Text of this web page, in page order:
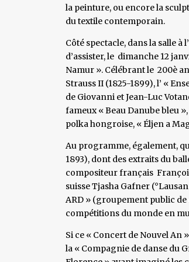
la peinture, ou encore la
du textile contemporain.
Côté spectacle, dans la salle
d’assister, le dimanche 12
Namur ». Célébrant le 200è
Strauss II (1825-1899), l’ «
de Giovanni et Jean-Luc
fameux « Beau Danube bleu
polka hongroise, « Éljen a
Au programme, également,
1893), dont des extraits du
compositeur français
suisse Tjasha Gafner
ARD » (groupement public
compétitions du monde en
Si ce « Concert de Nouvel
la « Compagnie de danse du